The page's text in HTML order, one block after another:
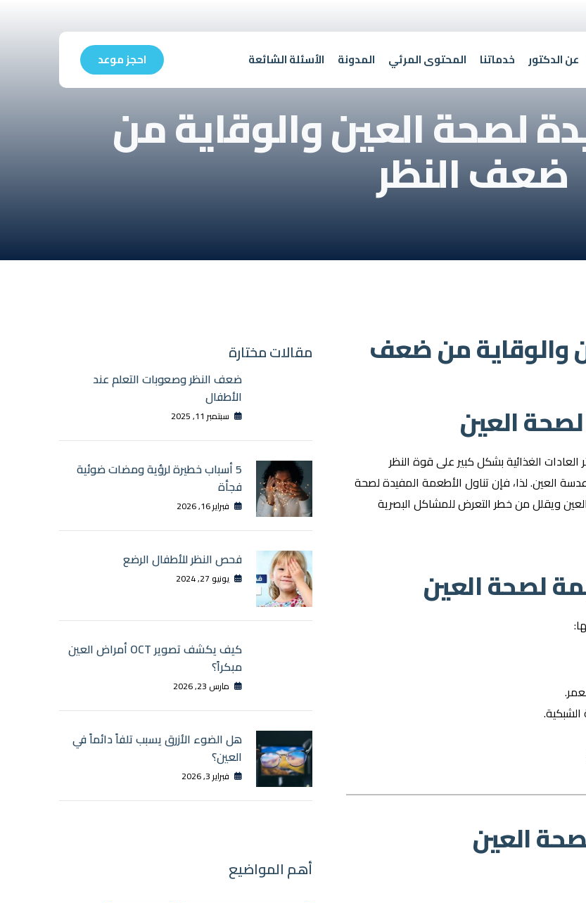
عن الدكتور خدماتنا المحتوى المرئي المدونة الأسئلة الشائعة احجز موعد
لصحة العين والوقاية من
ضعف النظر
والوقاية من ضعف
العين
العادات الغذائية بشكل كبير على قوة النظر
العين. لذا، فإن تناول الأطعمة المفيدة لصحة
ويقلل من خطر التعرض للمشاكل البصرية
لصحة العين
العين
مقالات مختارة
ضعف النظر وصعوبات التعلم عند
الأطفال
سبتمبر 11, 2025
5 أسباب خطيرة لرؤية ومضات ضوئية
فجأة
فبراير 16, 2026
فحص النظر للأطفال الرضع
يونيو 27, 2024
كيف يكشف تصوير OCT أمراض العين
مبكراً؟
مارس 23, 2026
هل الضوء الأزرق يسبب تلفاً دائماً في
العين؟
فبراير 3, 2026
أهم المواضيع